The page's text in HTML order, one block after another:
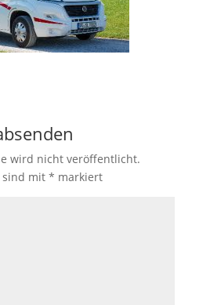
wird nicht veröffentlicht.
sind mit * markiert